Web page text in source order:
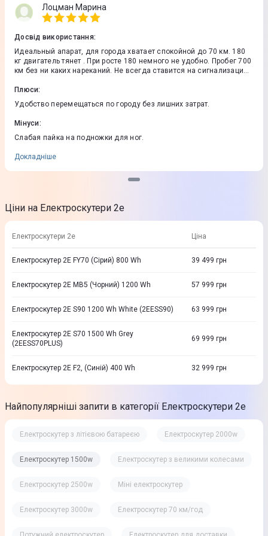
Лоцман Марина
Досвід використання:
Идеальный апарат, для города хватает спокойной до 70 км. 180
кг двигатель тянет . При росте 180 немного не удобно. Пробег 700
км без ни каких нареканий. Не всегда ставится на сигнализацию.
Освещение замечательное. Слабая пайка на подножки, нужно
перепаевать. Из минусов что нет подставки, если проколол
колесо то нужно катить до шиномонтадке. На месте не починить.
Скутер устойчив, наехал на глубокую яму, удержался. Пластик
дисплея плохого ккчества, царапается сильно. При покупки
нужно наклеить защитную пленку. Педали там лишние, они роль
Проще катить, чем крутить. Корзина слабая, закрепил стяжками.
Плюси:
Удобство перемещаться по городу без лишних затрат.
Мінуси:
Слабая пайка на подножки для ног.
Докладніше
Ціни на Електроскутери 2e
Електроскутери 2e Ціна
Електроскутер 2E FY70 (Сірий) 800 Wh 39 499 грн
Електроскутер 2E MB5 (Чорний) 1200 Wh 57 999 грн
Електроскутер 2E S90 1200 Wh White (2EESS90) 63 999 грн
Електроскутер 2E S70 1500 Wh Grey
(2EESS70PLUS)
69 999 грн
Електроскутер 2E F2, (Синій) 400 Wh 32 999 грн
Найпопулярніші запити в категорії Електроскутери 2e
Електроскутер з літієвою батареєю Електроскутер 2000w
Електроскутер 1500w Електроскутер з великими колесами
Електроскутер 2500w Міні електроскутер
Електроскутер 3000w Електроскутер 70 км/год